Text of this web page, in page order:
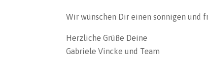
Wir wünschen Dir einen sonnigen und
Herzliche Grüße Deine
Gabriele Vincke und Team